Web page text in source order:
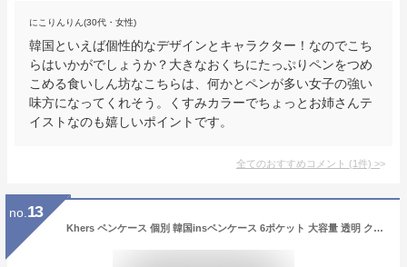
にこりんりん(30代・女性)
韓国といえば個性的なデザインとキャラクター！なのでこち
らはいかがでしょうか？大きなおくちにたっぷりペンをつめ
こめる食いしん坊なこちらは、何かとペンが多い女子の強い
味方になってくれそう。くすみカラーでちょっとお姉さんテ
イストなのも嬉しいポイントです。
全てのおすすめコメント (1件) >
no. 13
Khers ペンケース 個別 韓国insペンケース 6ポケット 大容量 透明 クリア 韓国ins透明ペンケース (パープル)